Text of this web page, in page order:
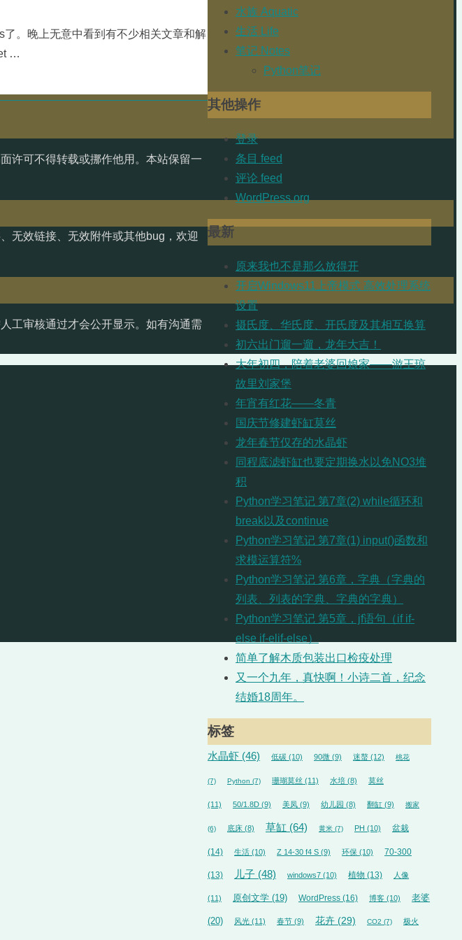
。晚上无意中看到有不少相关文章和解
…
水族 Aquatic
生活 Life
笔记 Notes
Python笔记
其他操作
登录
条目 feed
评论 feed
WordPress.org
最新
原来我也不是那么放得开
开启Windows11上帝模式 高效处理系统
设置
摄氏度、华氏度、开氏度及其相互换算
初六出门遛一遛，龙年大吉！
大年初四，陪着老婆回娘家——游王琼
故里刘家堡
年宵有红花——冬青
国庆节修建虾缸莫丝
龙年春节仅存的水晶虾
同程底滤虾缸也要定期换水以免NO3堆
积
Python学习笔记 第7章(2) while循环和
break以及continue
Python学习笔记 第7章(1) input()函数和
求模运算符%
Python学习笔记 第6章，字典（字典的
列表、列表的字典、字典的字典）
Python学习笔记 第5章，jf语句（if if-
else if-elif-else）
简单了解木质包装出口检疫处理
又一个九年，真快啊！小诗二首，纪念
结婚18周年。
标签
水晶虾 (46) 低碳 (10) 90微 (9) 迷螯 (12) 桃花
(7) Python (7) 珊瑚莫丝 (11) 水培 (8) 莫丝
(11) 50/1.8D (9) 美凤 (9) 幼儿园 (8) 翻缸 (9) 搬家
(6) 底床 (8) 草缸 (64) 黄米 (7) PH (10) 盆栽
(14) 生活 (10) Z 14-30 f4 S (9) 环保 (10) 70-300
(13) 儿子 (48) windows7 (10) 植物 (13) 人像
(11) 原创文学 (19) WordPress (16) 博客 (10) 老婆
(20) 风光 (11) 春节 (9) 花卉 (29) CO2 (7) 极火
许可不得转载或挪作他用。本站保留一
无效链接、无效附件或其他bug，欢迎
工审核通过才会公开显示。如有沟通需